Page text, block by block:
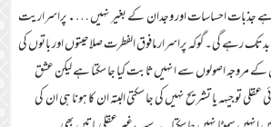
ہے جذبات احساسات اور وجدان کے بغیر نہیں ….پراسراریت
تک رہے گی۔ گوکہ پراسرار مافوق الفطرت صلاحیتوں اور باتوں کی
کے مروجہ اصولوں سے انہیں ثابت کیا جا سکتا ہے لیکن عشق
توجیہہ یا تشریح نہیں کی جا سکتی البتہ ان کا ہونا ہی ان کی